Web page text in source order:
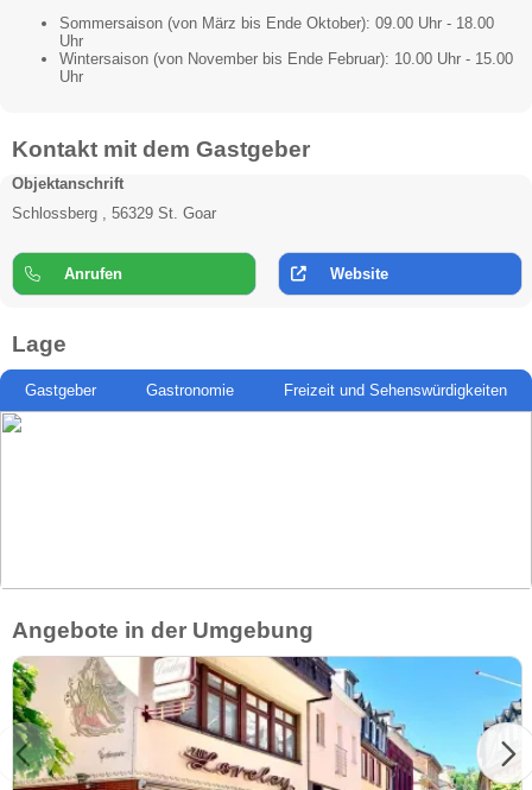
Sommersaison (von März bis Ende Oktober): 09.00 Uhr - 18.00
Uhr
Wintersaison (von November bis Ende Februar): 10.00 Uhr - 15.00
Uhr
Kontakt mit dem Gastgeber
Objektanschrift
Schlossberg , 56329 St. Goar
Anrufen Website
Lage
Gastgeber Gastronomie Freizeit und Sehenswürdigkeiten
Angebote in der Umgebung